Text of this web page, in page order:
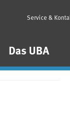
Das UBA
Service &